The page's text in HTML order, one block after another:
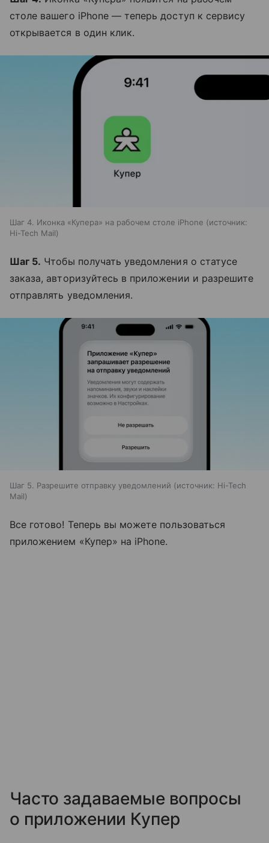
столе вашего iPhone — теперь доступ к сервису
открывается в один клик.
Шаг 4. Иконка «Купера» на рабочем столе iPhone
источник:
Hi-Tech Mail
Шаг 5. Чтобы получать уведомления о статусе
заказа, авторизуйтесь в приложении и разрешите
отправлять уведомления.
Шаг 5. Разрешите отправку уведомлений источник: Hi-Tech
Mail
Все готово! Теперь вы можете пользоваться
приложением «Купер» на iPhone.
Часто задаваемые вопросы
о приложении Купер